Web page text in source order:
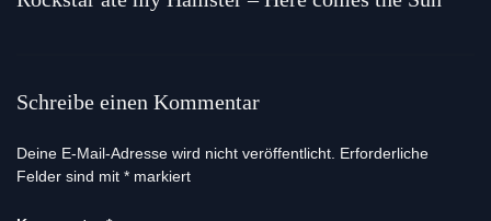
Schreibe einen Kommentar
Deine E-Mail-Adresse wird nicht veröffentlicht. Erforderliche
Felder sind mit * markiert